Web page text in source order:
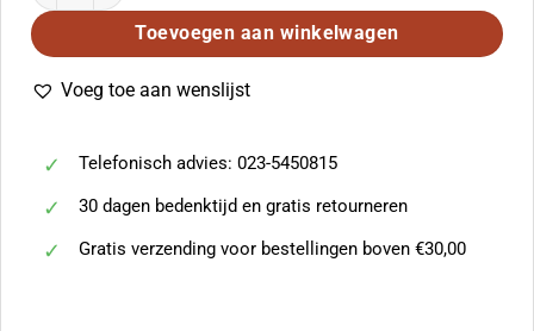
Toevoegen aan winkelwagen
Voeg toe aan wenslijst
Telefonisch advies: 023-5450815
30 dagen bedenktijd en gratis retourneren
Gratis verzending voor bestellingen boven €30,00